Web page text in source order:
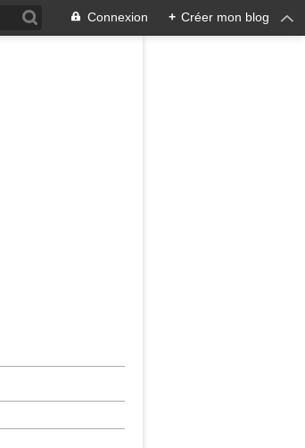
Connexion + Créer mon blog